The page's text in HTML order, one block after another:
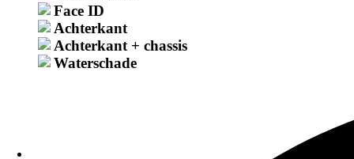
Samsung reparatieprijs na vochtprobleem
Face ID
Achterkant
Achterkant + chassis
Waterschade